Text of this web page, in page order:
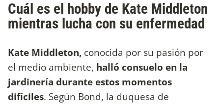
Cuál es el hobby de Kate Middleton
mientras lucha con su enfermedad
Kate Middleton, conocida por su pasión por
el medio ambiente, halló consuelo en la
jardinería durante estos momentos
difíciles. Según Bond, la duquesa de